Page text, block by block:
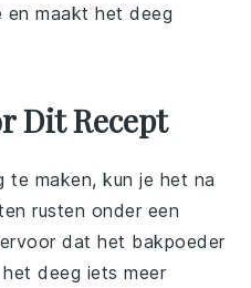
en maakt het deeg
Dit Recept
te maken, kun je het na
rusten onder een
dat het bakpoeder
hetdeeg iets meer